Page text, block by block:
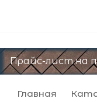
Прайс-лист на
Главная